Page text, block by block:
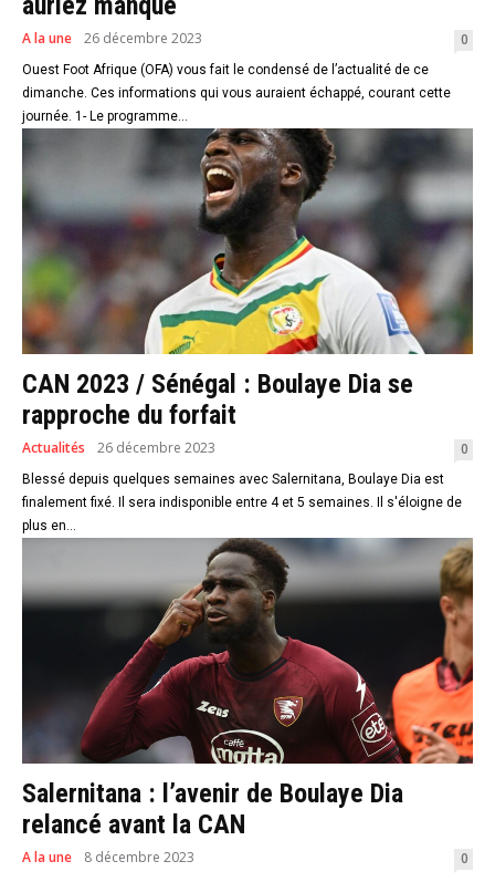
A la une 26 décembre 2023 0
Ouest Foot Afrique (OFA) vous fait le condensé de l’actualité de ce
dimanche. Ces informations qui vous auraient échappé, courant cette
journée. 1- Le programme...
CAN 2023 / Sénégal : Boulaye Dia se
rapproche du forfait
Actualités 26 décembre 2023 0
Blessé depuis quelques semaines avec Salernitana, Boulaye Dia est
finalement fixé. Il sera indisponible entre 4 et 5 semaines. Il s'éloigne de
plus en...
Salernitana : l’avenir de Boulaye Dia
relancé avant la CAN
A la une 8 décembre 2023 0